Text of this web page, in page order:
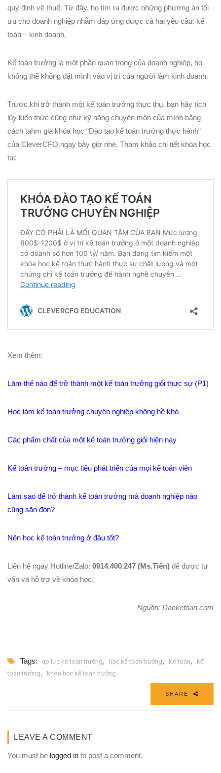
quy định về thuế. Từ đây, họ tìm ra được những phương án tối
ưu cho doanh nghiệp nhằm đáp ứng được cả hai yêu cầu: kế
toán – kinh doanh.
Kế toán trưởng là một phần quan trọng của doanh nghiệp, họ
không thể không đặt mình vào vị trí của người làm kinh doanh.
Trước khi trở thành một kế toán trưởng thực thụ, bạn hãy tích
lũy kiến thức cũng như kỹ năng chuyên môn của mình bằng
cách tahm gia khóa học “Đào tạo kế toán trưởng thực hành“
của CleverCFO ngay bây giờ nhé. Tham khảo chi tiết khóa học
tại:
Xem thêm:
Làm thế nào để trở thành một kế toán trưởng giỏi thực sự (P1)
Học làm kế toán trưởng chuyên nghiệp không hề khó
Các phẩm chất của một kế toán trưởng giỏi hiện nay
Kế toán trưởng – mục tiêu phát triển của mọi kế toán viên
Làm sao để trở thành kế toán trưởng mà doanh nghiệp nào
cũng săn đón?
Nên học kế toán trưởng ở đâu tốt?
Liên hệ ngay Hotline/Zalo: 0914.400.247 (Ms.Tiên) để được tư
vấn và hỗ trợ về khóa học.
Nguồn: Danketoan.com
Tags: áp lực kế toán trưởng, học kế toán trưởng, Kế toán,
kế
toán trưởng, khóa học kế toán trưởng
SHARE
LEAVE A COMMENT
You must be logged in to post a comment.